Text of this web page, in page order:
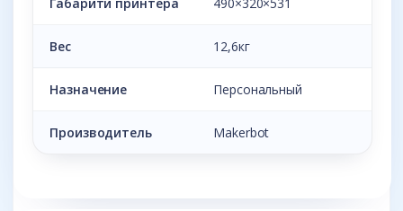
Вес 12,6кг
Назначение Персональный
Производитель Makerbot